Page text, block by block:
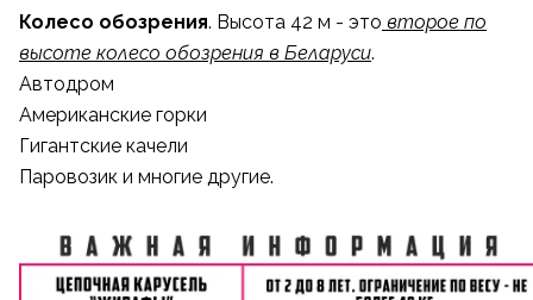
Колесо обозрения. Высота 42 м - это второе по
высоте колесо обозрения в Беларуси.
Автодром
Американские горки
Гигантские качели
Паровозик и многие другие.